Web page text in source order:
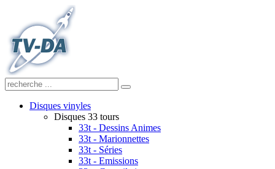
Disques vinyles
Disques 33 tours
33t - Dessins Animes
33t - Marionnettes
33t - Séries
33t - Emissions